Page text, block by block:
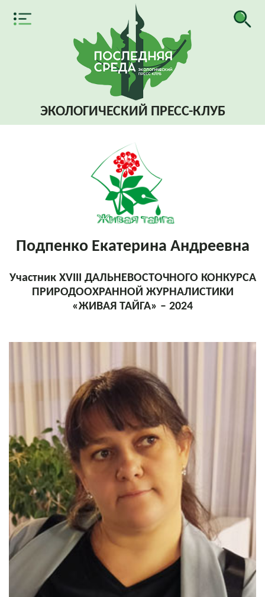
ЭКОЛОГИЧЕСКИЙ ПРЕСС-КЛУБ
Подпенко Екатерина Андреевна
Участник XVIII ДАЛЬНЕВОСТОЧНОГО КОНКУРСА
ПРИРОДООХРАННОЙ ЖУРНАЛИСТИКИ
«ЖИВАЯ ТАЙГА» – 2024